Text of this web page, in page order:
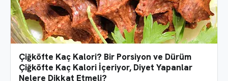
Çiğköfte Kaç Kalori? Bir Porsiyon ve Dürüm
Çiğköfte Kaç Kalori İçeriyor, Diyet Yapanlar
Nelere Dikkat Etmeli?